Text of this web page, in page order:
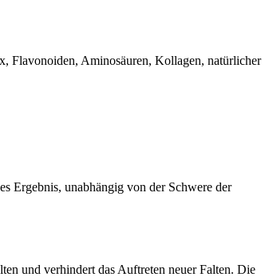
Flavonoiden, Aminosäuren, Kollagen, natürlicher
Ergebnis, unabhängig von der Schwere der
und verhindert das Auftreten neuer Falten. Die